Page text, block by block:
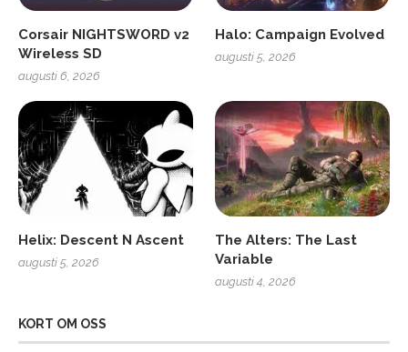
Corsair NIGHTSWORD v2
Wireless SD
augusti 6, 2026
Halo: Campaign Evolved
augusti 5, 2026
Helix: Descent N Ascent
augusti 5, 2026
The Alters: The Last
Variable
augusti 4, 2026
KORT OM OSS